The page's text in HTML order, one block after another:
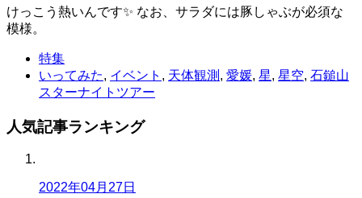
けっこう熱いんです✨ なお、サラダには豚しゃぶが必須な
模様。
特集
いってみた, イベント , 天体観測 , 愛媛, 星, 星空, 石鎚山
スターナイトツアー
人気記事ランキング
2022年04月27日